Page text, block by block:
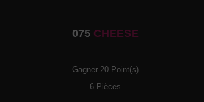
075 CHEESE
Gagner 20 Point(s)
6 Pièces